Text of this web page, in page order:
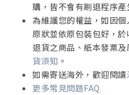
購，皆不會有刷退程序產
為維護您的權益，如因
原狀並依原包裝包好，
退貨之商品、紙本發票
貨須知 。
如需寄送海外，歡迎閱讀
更多常見問題FAQ